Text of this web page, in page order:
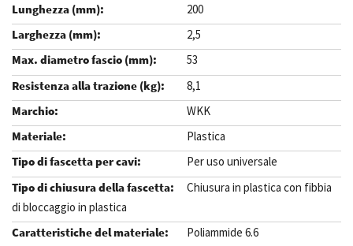
200
2,5
53
8,1
WKK
Plastica
Per uso universale
Chiusura in plastica con fibbia
di bloccaggio in plastica
Poliammide 6.6